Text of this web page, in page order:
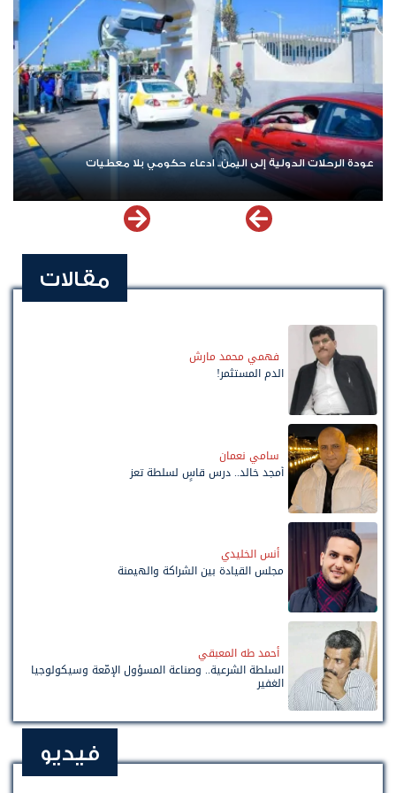
عودة الرحلات الدولية إلى اليمن.. ادعاء حكومي بلا معطيات
مقالات
فهمي محمد مارش
الدم المستثمر!
سامي نعمان
أمجد خالد.. درس قاسٍ لسلطة تعز
أنس الخليدي
مجلس القيادة بين الشراكة والهيمنة
أحمد طه المعبقي
السلطة الشرعية.. وصناعة المسؤول الإمّعة وسيكولوجيا
الغفير
فيديو